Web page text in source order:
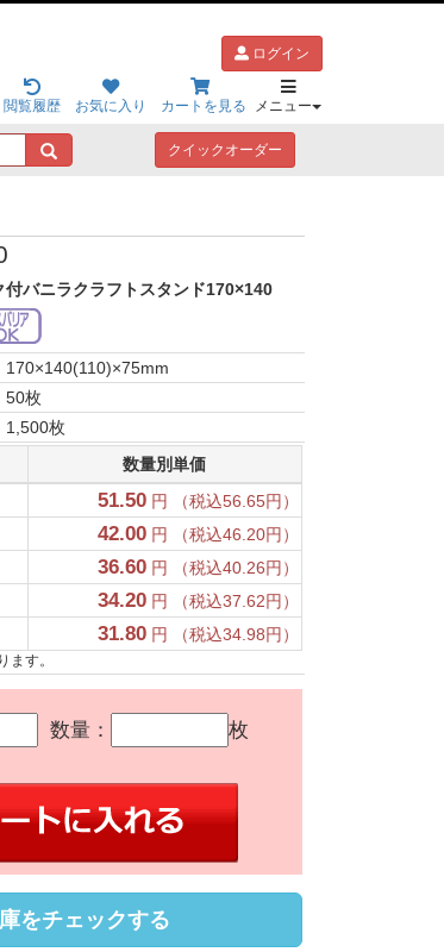
ログイン
閲覧履歴 お気に入り カートを見る メニュー
クイックオーダー
付バニラクラフトスタンド170×140
170×140(110)×75mm
50枚
1,500枚
数量別単価
51.50円 （税込56.65円）
42.00円 （税込46.20円）
36.60円 （税込40.26円）
34.20円 （税込37.62円）
31.80円 （税込34.98円）
ます。
数量： 枚
をチェックする